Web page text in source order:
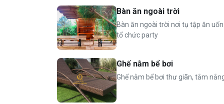
Khu bếp ngoài trời có sàn gỗ rộng, có 2 bộ
đũa, đĩa, cốc, ly rượu, dao, thớt, nồi, chảo,
Bể bơi chung 100m2
Bàn bi-a
Bếp nướng BBQ
2 bếp lẩu
Không gian sân vườn rộng full màu xanh và
Bàn ăn ngoài trời
Bàn ăn ngoài trời nơi tụ tập ăn
tổ chức party
Ghế nằm bể bơi
Ghế nằm bể bơi thư giãn, tắm